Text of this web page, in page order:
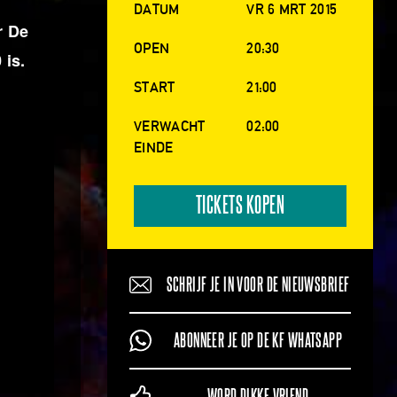
De
is.
DATUM VR 6 MRT 2015
OPEN 20:30
START 21:00
VERWACHT
EINDE
02:00
TICKETS KOPEN
SCHRIJF JE IN VOOR DE NIEUWSBRIEF
ABONNEER JE OP DE KF WHATSAPP